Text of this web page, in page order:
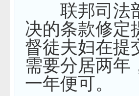
联邦司法部
决的条款修定
督徒夫妇在提
需要分居两年
一年便可。